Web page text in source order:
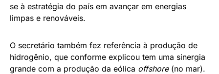
se à estratégia do país em avançar em energias
limpas e renováveis.
O secretário também fez referência à produção de
hidrogênio, que conforme explicou tem uma sinergia
grande com a produção da eólica offshore(no mar).